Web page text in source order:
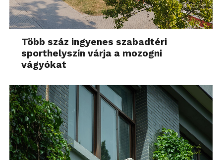
Több száz ingyenes szabadtéri
sporthelyszín várja a mozogni
vágyókat